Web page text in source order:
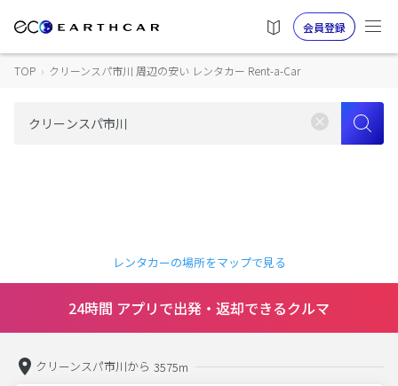
会員登録
TOP › クリーンスパ市川 周辺の安い レンタカー Rent-a-Car
レンタカーの場所をマップで見る
24時間 アプリで出発・返却できるクルマ
クリーンスパ市川から 3575m